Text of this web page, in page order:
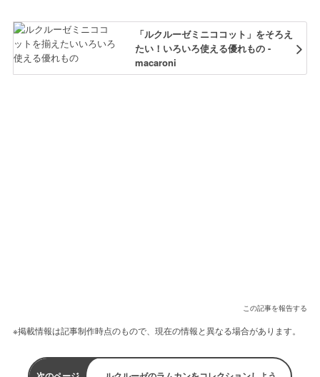
「ルクルーゼミニココット」をそろえ
たい！いろいろ使える優れもの -
macaroni
この記事を報告する
※掲載情報は記事制作時点のもので、現在の情報と異なる場合があります。